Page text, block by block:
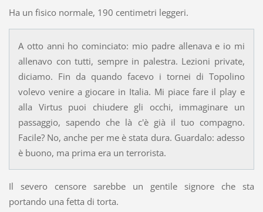
Ha un fisico normale, 190 centimetri leggeri.
A otto anni ho cominciato: mio padre allenava e io mi
allenavo con tutti, sempre in palestra. Lezioni private,
diciamo. Fin da quando facevo i tornei di Topolino
volevo venire a giocare in Italia. Mi piace fare il play e
alla Virtus puoi chiudere gli occhi, immaginare un
passaggio, sapendo che là c'è già il tuo compagno.
Facile? No, anche per me è stata dura. Guardalo: adesso
è buono, ma prima era un terrorista.
Il severo censore sarebbe un gentile signore che sta
portando una fetta di torta.